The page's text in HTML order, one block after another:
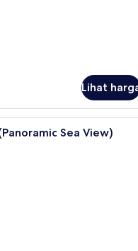
Lihat
Seprai antialergi, selimut
Sea View)